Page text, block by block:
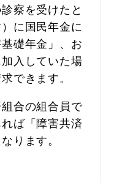
察を受けたと
に国民年金に
礎年金」、お
入していた場
できます。
合の組合員で
ば「障害共済
ります。